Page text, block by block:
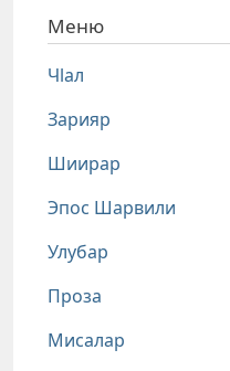
Меню
Чlал
Зарияр
Шиирар
Эпос Шарвили
Улубар
Проза
Мисалар